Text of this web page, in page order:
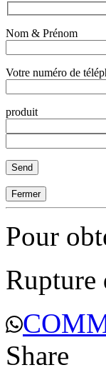
Nom & Prénom
Votre numéro de
produit
Fermer
Pour
Rupture
Share